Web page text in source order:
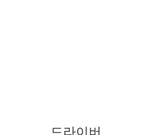
드라이버